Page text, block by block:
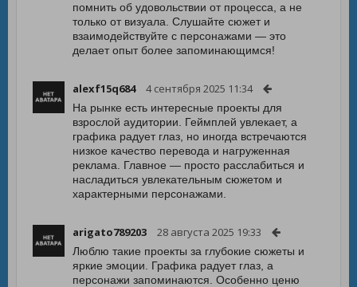
помнить об удовольствии от процесса, а не
только от визуала. Слушайте сюжет и
взаимодействуйте с персонажами — это
делает опыт более запоминающимся!
alexf15q684 4 сентября 2025 11:34
На рынке есть интересные проекты для
взрослой аудитории. Геймплей увлекает, а
графика радует глаз, но иногда встречаются
низкое качество перевода и нагруженная
реклама. Главное — просто расслабиться и
насладиться увлекательным сюжетом и
характерными персонажами.
arigato789203 28 августа 2025 19:33
Люблю такие проекты за глубокие сюжеты и
яркие эмоции. Графика радует глаз, а
персонажи запоминаются. Особенно ценю